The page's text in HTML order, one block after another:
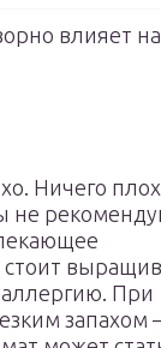
влияет на
Ничего
не
При
запахом